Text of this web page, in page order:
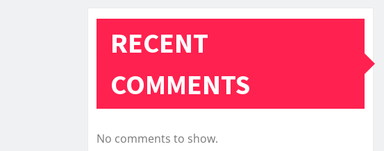
RECENT
COMMENTS
No comments to show.